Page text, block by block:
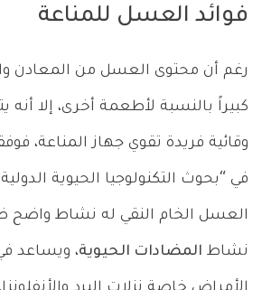
فوائد العسل للمناعة
رغم أن محتوى العسل من المعادن
كبيراً بالنسبة لأطعمة أخرى، إلا
وقائية فريدة تقوي جهاز المناعة،
العسل الخام النقي له نشاط واضح
نشاط المضادات الحيوية، ويساعد